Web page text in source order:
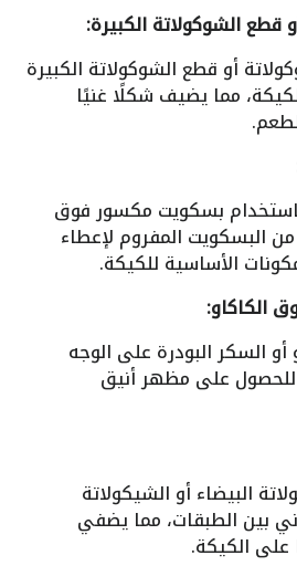
أو قطع الشوكولاتة الكبيرة
مما يضيف شكلًا غنيًا
بسكويت مكسور فوق
البسكويت المفروم لإعطاء
الأساسية للكيكة.
السكر البودرة على الوجه
للحصول على مظهر أنيق
البيضاء أو الشيكولاتة
بين الطبقات، مما يضفي
على الكيكة.